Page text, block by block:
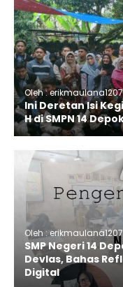
Oleh : erikmaulana1207
Ini Deretan Isi
H di SMPN 14
Oleh : erikmaulana1207
SMP Negeri 14
Devlas, Bahas
Digital